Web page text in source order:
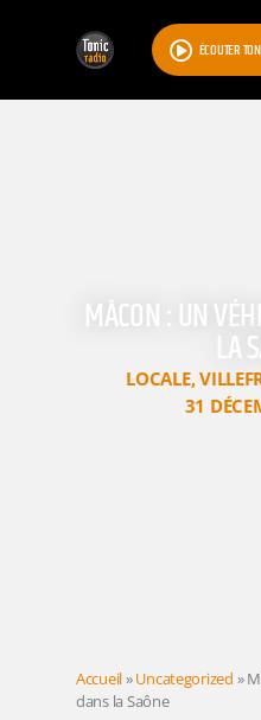
ÉCOUTER
MÂCON : UN
LA
LOCALE,
31
Accueil»Uncategorized »
dans la Saône